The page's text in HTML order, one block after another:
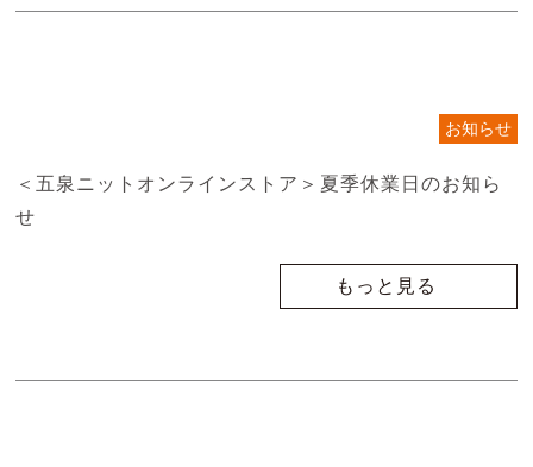
お知らせ
＜五泉ニットオンラインストア＞夏季休業日のお知ら
せ
もっと見る